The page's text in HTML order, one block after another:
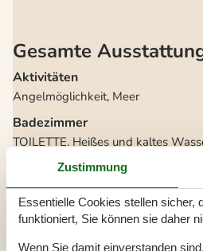
Gesamte
Aktivitäten
Angelmöglichkeit, Meer
Badezimmer
TOILETTE. Heißes und kaltes
Alternative Heizung, Wärmepumpe
Anzahl Hochstühle 1
Baujahr 2022
Baumaterial: Holz
Zustimmung
Essentielle Cookies stellen sicher,
funktioniert, Sie können sie daher
Wenn Sie damit einverstanden